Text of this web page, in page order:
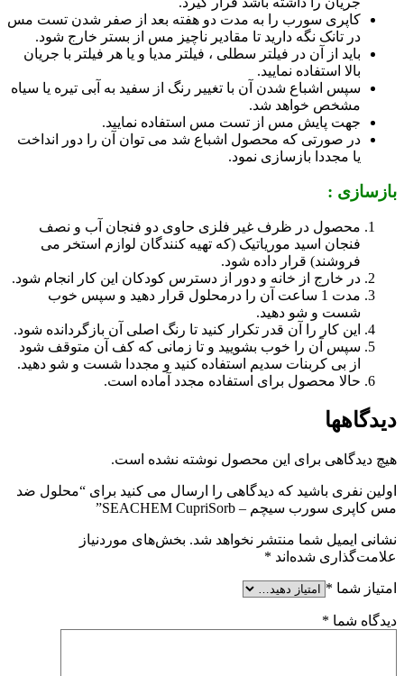
کاپری سورب را به مدت دو هفته بعد از صفر شدن تست مس
در تانک نگه دارید تا مقادیر ناچیز مس از بستر خارج شود.
باید از آن در فیلتر سطلی ، فیلتر مدیا و یا هر فیلتر با جریان
بالا استفاده نمایید.
سپس اشباع شدن آن با تغییر رنگ از سفید به آبی تیره یا سیاه
مشخص خواهد شد.
جهت پایش مس از تست مس استفاده نمایید.
در صورتی که محصول اشباع شد می توان آن را دور انداخت
یا مجددا بازسازی نمود.
بازسازی :
محصول در ظرف غیر فلزی حاوی دو فنجان آب و نصف
فنجان اسید موریاتیک (که تهیه کنندگان لوازم استخر می
فروشند) قرار داده شود.
در خارج از خانه و دور از دسترس کودکان این کار انجام شود.
مدت 1 ساعت آن را درمحلول قرار دهید و سپس خوب
شست و شو دهید.
این کار را آن قدر تکرار کنید تا رنگ اصلی آن بازگردانده شود.
سپس آن را خوب بشویید و تا زمانی که کف آن متوقف شود
از بی کربنات سدیم استفاده کنید و مجددا شست و شو دهید.
حالا محصول برای استفاده مجدد آماده است.
دیدگاهها
هیچ دیدگاهی برای این محصول نوشته نشده است.
اولین نفری باشید که دیدگاهی را ارسال می کنید برای “محلول ضد
مس کاپری سورب سیچم – SEACHEM CupriSorb”
نشانی ایمیل شما منتشر نخواهد شد. بخش‌های موردنیاز
علامت‌گذاری شده‌اند *
امتیاز شما *
دیدگاه شما *